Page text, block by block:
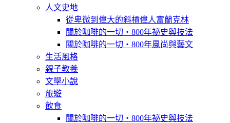
人文史地
從卑微到偉大的斜槓偉人富蘭克林
關於咖啡的一切‧800年祕史與技法
關於咖啡的一切‧800年風尚與藝文
生活風格
親子教養
文學小說
旅遊
飲食
關於咖啡的一切‧800年祕史與技法